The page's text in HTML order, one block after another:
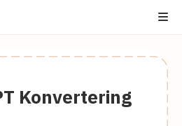
Konvertering